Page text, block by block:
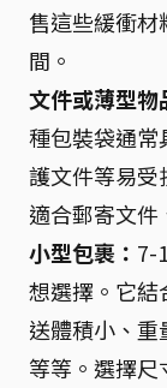
售這些緩衝
間。
文件或薄型物
種包裝袋通常
護文件等易受
適合郵寄文件
小型包裹： 7-
想選擇。它結
送體積小、
等等。選擇